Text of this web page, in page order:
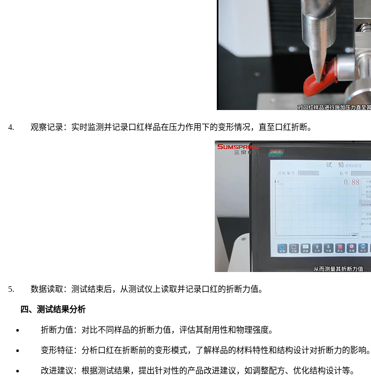
4. 观察记录：实时监测并记录口红样品在压力作用下的变形情况，直至口红折断。
5. 数据读取：测试结束后，从测试仪上读取并记录口红的折断力值。
四、测试结果分析
折断力值：对比不同样品的折断力值，评估其耐用性和物理强度。
变形特征：分析口红在折断前的变形模式，了解样品的材料特性和结构设计对折断力的影响。
改进建议：根据测试结果，提出针对性的产品改进建议，如调整配方、优化结构设计等。